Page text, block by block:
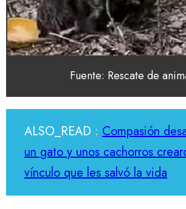
Fuente: Rescate de
ALSO_READ : Compasión
un gato y unos cachorros
vínculo que les salvó la vida